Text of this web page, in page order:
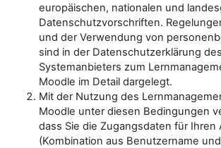
europäischen, nationalen und
Datenschutzvorschriften.
und der Verwendung von
sind in der Datenschutzerklärung des
Systemanbieters zum
Moodle im Detail dargelegt.
Mit der Nutzung des
Moodle unter diesen Bedingungen
dass Sie die Zugangsdaten für Ihren
(Kombination aus Benutzername